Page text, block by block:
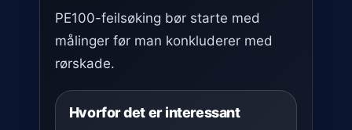
PE100-feilsøking bør starte med
målinger før man konkluderer med
rørskade.
Hvorfor det er interessant